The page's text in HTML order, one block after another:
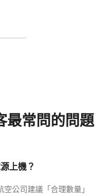
最常問的問題
上機？
公司建議「合理數量」